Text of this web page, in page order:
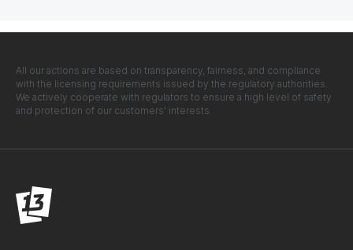
All our actions are based on transparency, fairness, and compliance
with the licensing requirements issued by the regulatory authorities.
We actively cooperate with regulators to ensure a high level of safety
and protection of our customers' interests.